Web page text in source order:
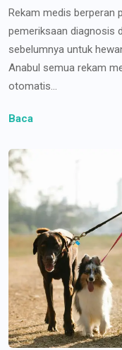
Rekam medis berperan
pemeriksaan diagnosis
sebelumnya untuk
Anabul semua rekam
otomatis...
Baca